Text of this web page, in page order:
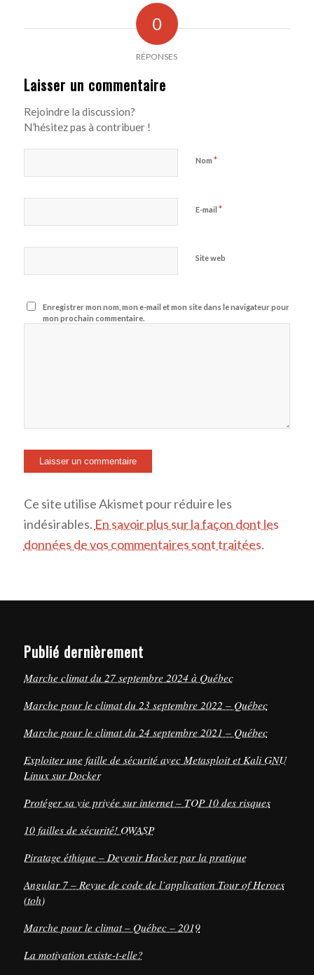
0
RÉPONSES
Laisser un commentaire
Rejoindre la discussion?
N’hésitez pas à contribuer !
Nom *
E-mail *
Site web
Enregistrer mon nom, mon e-mail et mon site dans le navigateur pour
mon prochain commentaire.
Ce site utilise Akismet pour réduire les
indésirables. En savoir plus sur la façon dont les
données de vos commentaires sont traitées.
Publié dernièrement
Marche climat du 27 septembre 2024 à Québec
Marche pour le climat du 23 septembre 2022 – Québec
Marche pour le climat du 24 septembre 2021 – Québec
Exploiter une faille de sécurité avec Metasploit et Kali GNU
Linux sur Docker
Protéger sa vie privée sur internet – TOP 10 des risques
10 failles de sécurité! OWASP
Piratage éthique – Devenir Hacker par la pratique
Angular 7 – Revue de code de l’application Tour of Heroes
(toh)
Marche pour le climat – Québec – 2019
La motivation existe-t-elle?